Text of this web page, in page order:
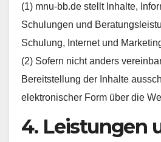
(1) mnu-bb.de stellt Inhalte,
Schulungen und
Schulung, Internet und
(2) Sofern nicht anders
Bereitstellung der Inhalte
elektronischer Form über die
4. Leistungen